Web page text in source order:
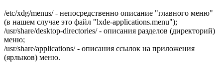
/etc/xdg/menus/ - непосредственно описание "главного меню"
(в нашем случае это файл "lxde-applications.menu");
/usr/share/desktop-directories/ - описания разделов (директорий)
меню;
/usr/share/applications/ - описания ссылок на приложения
(ярлыков) меню.